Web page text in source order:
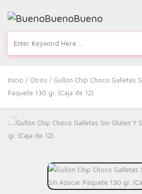
Inicio / Otros / Gullón Chip Choco Galletas
Paquete 130 gr. (Caja de 12)